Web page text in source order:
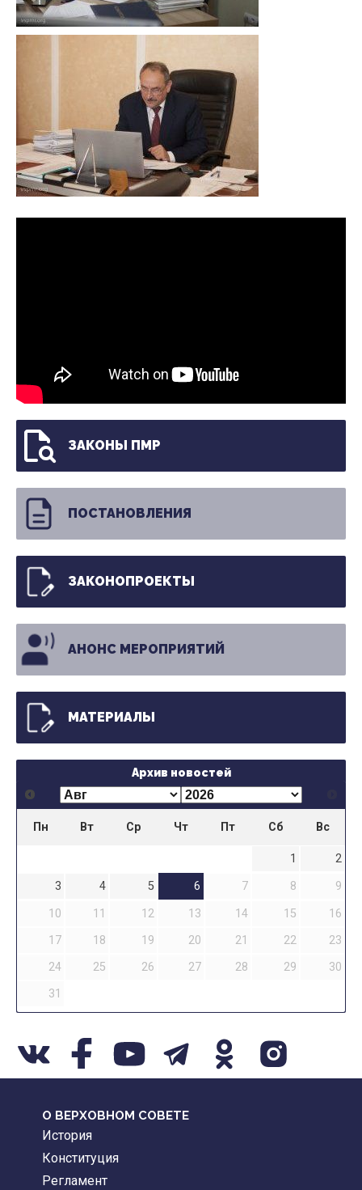
ЗАКОНЫ ПМР
ПОСТАНОВЛЕНИЯ
ЗАКОНОПРОЕКТЫ
АНОНС МЕРОПРИЯТИЙ
МАТЕРИАЛЫ
Архив новостей
Пн Вт Ср Чт Пт Сб Вс
1
2
3
4 5 6 7 8
9
10
11 12 13 14 15
16
17
18 19 20 21 22
23
24
25 26 27 28 29
30
31
О ВЕРХОВНОМ СОВЕТЕ
История
Конституция
Регламент